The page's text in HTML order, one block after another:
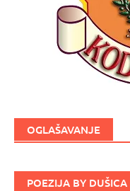
OGLAŠAVANJE
POEZIJA BY DUŠICA